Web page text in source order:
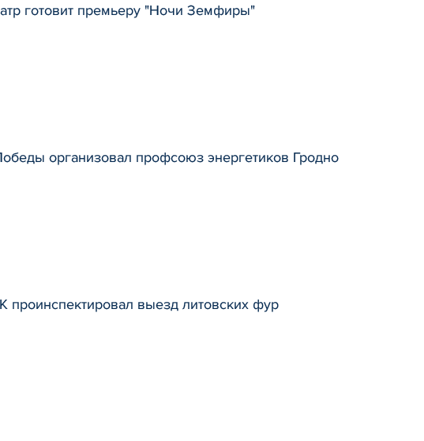
готовит премьеру "Ночи Земфиры"
организовал профсоюз энергетиков Гродно
проинспектировал выезд литовских фур